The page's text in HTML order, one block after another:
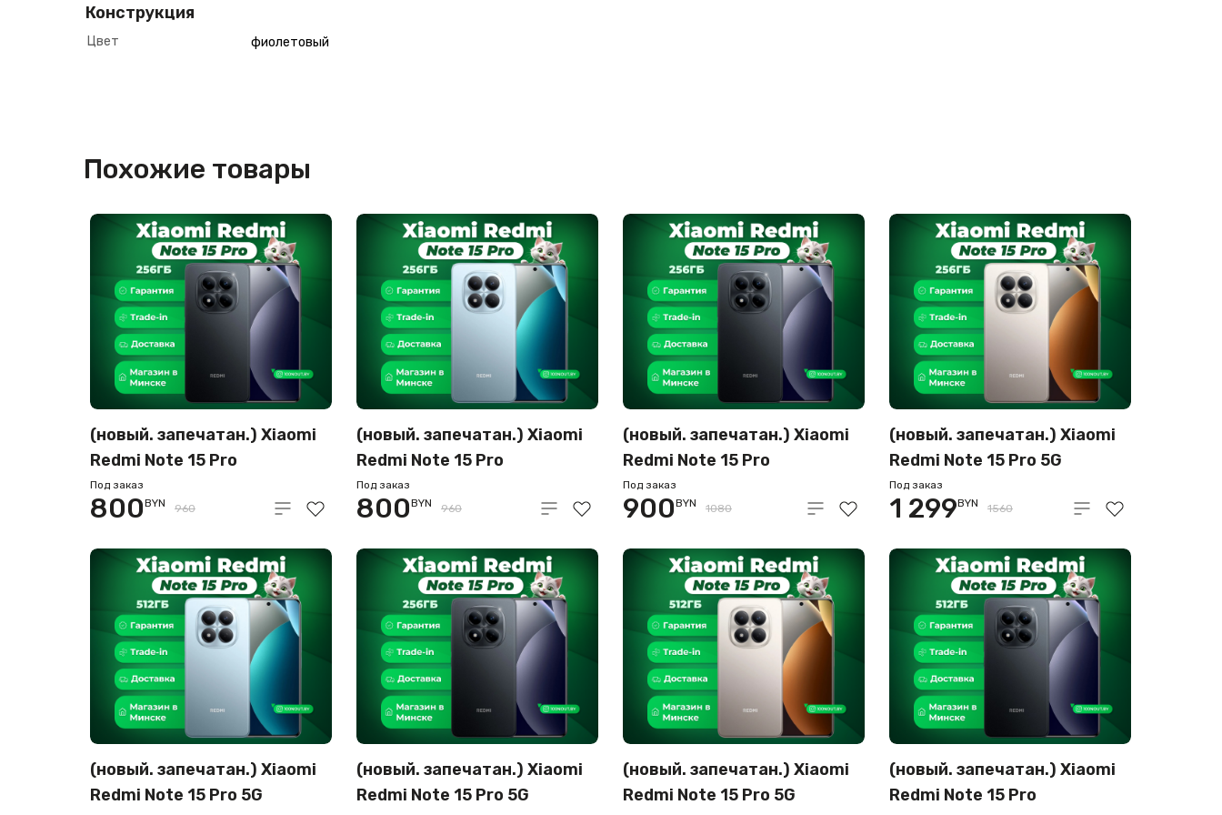
Конструкция
Цвет фиолетовый
Похожие товары
(новый. запечатан.) Xiaomi
Redmi Note 15 Pro
8GB/256GB международная
версия (черный металл)
Под заказ
800BYN 960
(новый. запечатан.) Xiaomi
Redmi Note 15 Pro
8GB/256GB международная
версия (синий)
Под заказ
800BYN 960
(новый. запечатан.) Xiaomi
Redmi Note 15 Pro
12GB/256GB
международная версия
Под заказ
900BYN 1080
(новый. запечатан.) Xiaomi
Redmi Note 15 Pro 5G
12GB/256GB
международная версия
Под заказ
1 299BYN 1560
(новый. запечатан.) Xiaomi
Redmi Note 15 Pro 5G
(новый. запечатан.) Xiaomi
Redmi Note 15 Pro 5G
(новый. запечатан.) Xiaomi
Redmi Note 15 Pro 5G
(новый. запечатан.) Xiaomi
Redmi Note 15 Pro